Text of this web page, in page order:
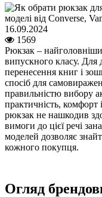
16.09.2024
1569
Рюкзак –
випускного класу. Для
перенесення книг і
спосіб для
правильністю вибору
практичність, комфорт
рюкзак не нашкодив
вимоги до цієї речі
моделей дозволяє
кожного покупця.
Огляд